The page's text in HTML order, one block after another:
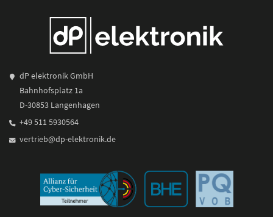
dP elektronik GmbH
Bahnhofsplatz 1a
D-30853 Langenhagen
+49 511 5930564
vertrieb@dp-elektronik.de